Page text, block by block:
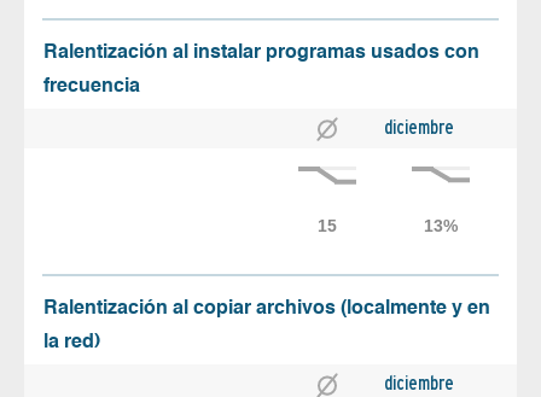
Ralentización al instalar programas usados con
frecuencia
diciembre
Ralentización al copiar archivos (localmente y en
la red)
diciembre